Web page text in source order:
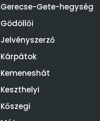
Gerecse-Gete-hegység
Gödöllői
Jelvényszerző
Kárpátok
Kemeneshát
Keszthelyi
Kőszegi